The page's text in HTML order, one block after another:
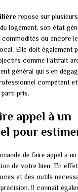
repose sur
logement, son état
ou encore
Elle doit également
comme l’attrait
général qui s’en
compétent
parti pris.
appel à un
pour
de faire appel à un
de votre bien. En
et des outils
Il connaît